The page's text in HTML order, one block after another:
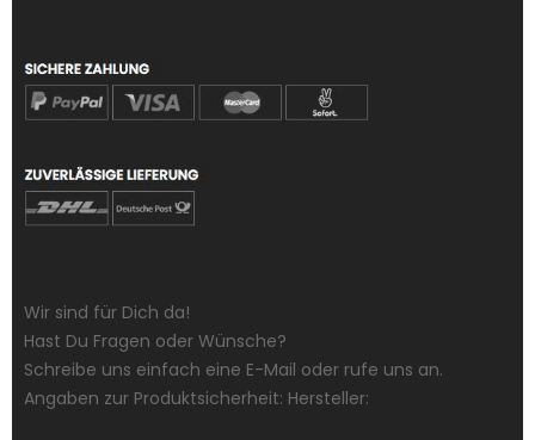
Wir sind für Dich da!
Hast Du Fragen oder Wünsche?
Schreibe uns einfach eine E-Mail oder rufe uns an.
Angaben zur Produktsicherheit: Hersteller: